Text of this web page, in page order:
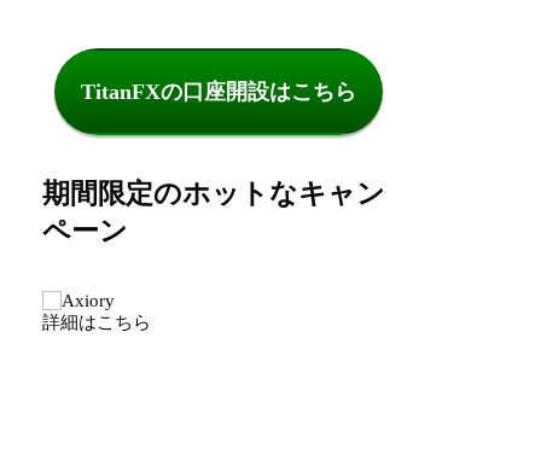
TitanFXの口座開設はこちら
期間限定のホットなキャン
ペーン
詳細はこちら